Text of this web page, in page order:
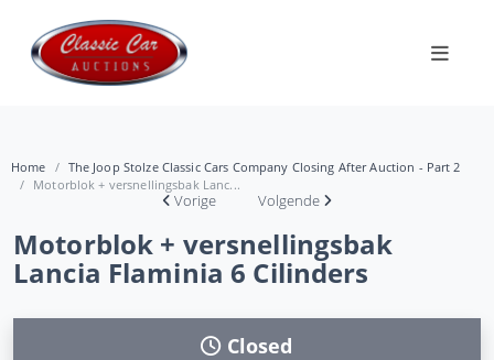
Home
The Joop Stolze Classic Cars Company Closing After Auction - Part 2
Motorblok + versnellingsbak Lanc...
Vorige Volgende
Motorblok + versnellingsbak
Lancia Flaminia 6 Cilinders
Closed